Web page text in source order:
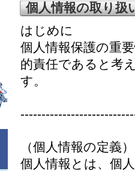
個人情報の取り扱
はじめに
個人情報保護の重
的責任であると考
す。
（個人情報の定義）
個人情報とは、個